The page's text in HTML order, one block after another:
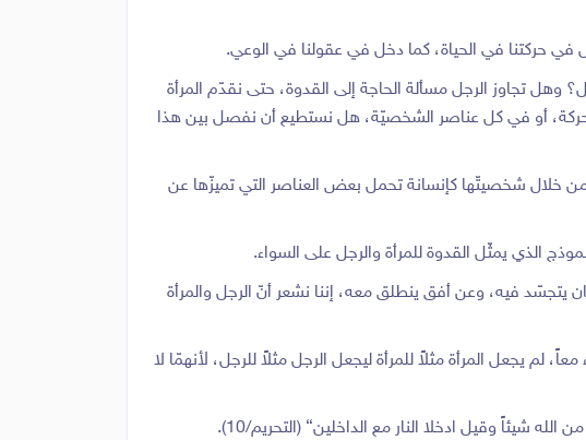
في حركتنا في الحياة، كما دخل في عقولنا في الوعي.
وهل تجاوز الرجل مسألة الحاجة إلى القدوة، حتى نقدّم المرأة
أو في كل عناصر الشخصيّة، هل نستطيع أن نفصل بين هذا
من خلال شخصيتّها كإنسانة تحمل بعض العناصر التي تميزّها عن
الذي يمثّل القدوة للمرأة والرجل على السواء.
فيه، وعن أفق ينطلق معه، إننا نشعر أنّ الرجل والمرأة
لم يجعل المرأة مثلاً للمرأة ليجعل الرجل مثلاً للرجل، لأنهمّا لا
شيئاً وقيل ادخلا النار مع الداخلين} (التحريم/10).